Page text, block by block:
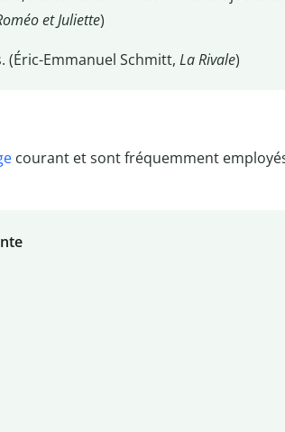
et Juliette)
(Éric-Emmanuel Schmitt, La Rivale)
courant et sont fréquemment